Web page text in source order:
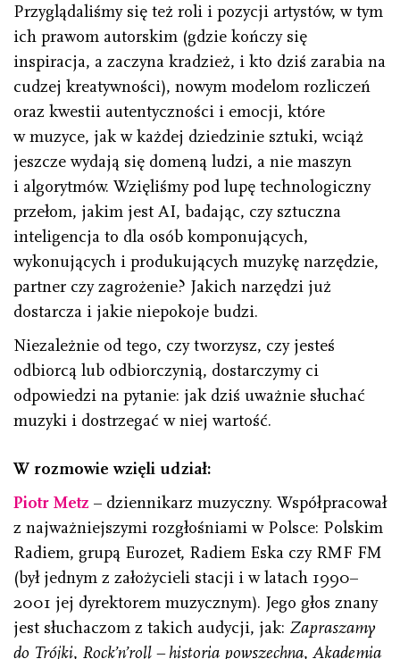
Przyglądaliśmy się też roli i pozycji artystów, w tym
ich prawom autorskim (gdzie kończy się
inspiracja, a zaczyna kradzież, i kto dziś zarabia na
cudzej kreatywności), nowym modelom rozliczeń
oraz kwestii autentyczności i emocji, które
w muzyce, jak w każdej dziedzinie sztuki, wciąż
jeszcze wydają się domeną ludzi, a nie maszyn
i algorytmów. Wzięliśmy pod lupę technologiczny
przełom, jakim jest AI, badając, czy sztuczna
inteligencja to dla osób komponujących,
wykonujących i produkujących muzykę narzędzie,
partner czy zagrożenie? Jakich narzędzi już
dostarcza i jakie niepokoje budzi.
Niezależnie od tego, czy tworzysz, czy jesteś
odbiorcą lub odbiorczynią, dostarczymy ci
odpowiedzi na pytanie: jak dziś uważnie słuchać
muzyki i dostrzegać w niej wartość.
W rozmowie wzięli udział:
Piotr Metz – dziennikarz muzyczny. Współpracował
z najważniejszymi rozgłośniami w Polsce: Polskim
Radiem, grupą Eurozet, Radiem Eska czy RMF FM
(był jednym z założycieli stacji i w latach 1990–
2001 jej dyrektorem muzycznym). Jego głos znany
jest słuchaczom z takich audycji, jak: Zapraszamy
do Trójki, Rock’n’roll – historia powszechna, Akademia